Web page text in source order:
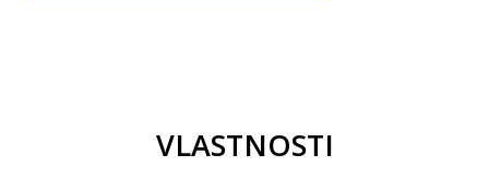
VLASTNOSTI